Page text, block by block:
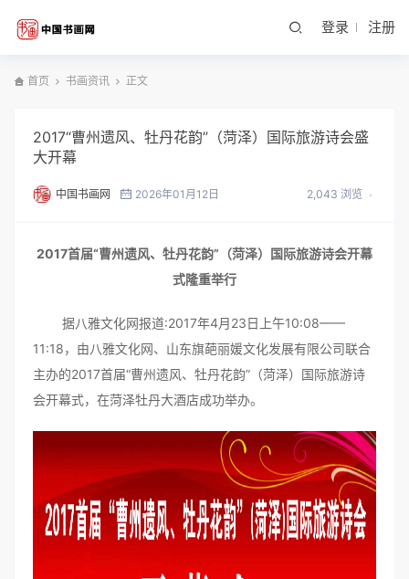
登录 注册
首页 书画资讯 正文
2017“曹州遗风、牡丹花韵”（菏泽）国际旅游诗会盛
大开幕
中国书画网 2026年01月12日 2,043 浏览
2017首届“曹州遗风、牡丹花韵”（菏泽）国际旅游诗会开幕
式隆重举行
据八雅文化网报道:2017年4月23日上午10:08——
11:18，由八雅文化网、山东旗葩丽媛文化发展有限公司联合
主办的2017首届“曹州遗风、牡丹花韵”（菏泽）国际旅游诗
会开幕式，在菏泽牡丹大酒店成功举办。